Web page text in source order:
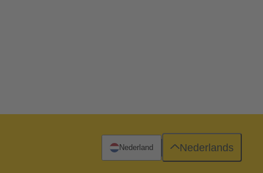
Nederland Nederlands